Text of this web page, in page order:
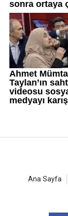
Ana Sayfa